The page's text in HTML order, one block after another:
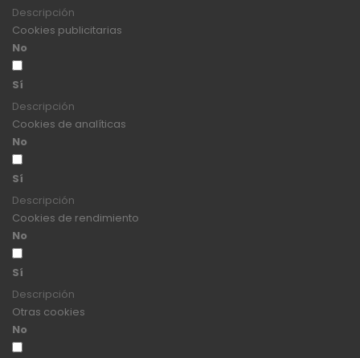
Descripción
Cookies publicitarias
No
Sí
Descripción
Cookies de analíticas
No
Sí
Descripción
Cookies de rendimiento
No
Sí
Descripción
Otras cookies
No